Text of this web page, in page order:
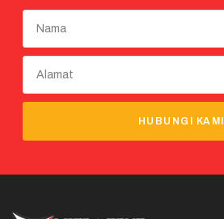
HUBUNGI KAMI